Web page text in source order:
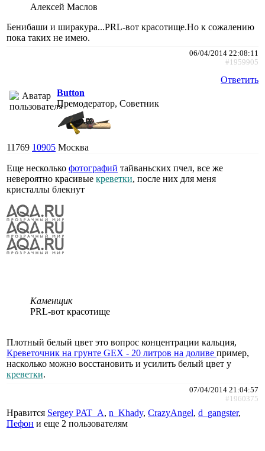
Алексей Маслов
Бенибаши и ширакура...PRL-вот красотище.Но к сожалению
пока таких не имею.
06/04/2014 22:08:11
#1959905
Ответить
Button
Премодератор, Советник
11769 10905 Москва
Еще несколько фотографий тайваньских пчел, все же
невероятно красивые креветки, после них для меня
кристаллы блекнут
Каменщик
PRL-вот красотище
Плотный белый цвет это вопрос концентрации кальция,
Креветочник на грунте GEX - 20 литров на доливе пример,
насколько можно восстановить и усилить белый цвет у
креветки.
07/04/2014 21:04:57
#1960375
Нравится Sergey PAT_A, n_Khady, CrazyAngel, d_gangster,
Пефон и еще 2 пользователям